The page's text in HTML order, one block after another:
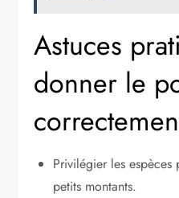
Astuces
donner le
Privilégier les
petits montants.